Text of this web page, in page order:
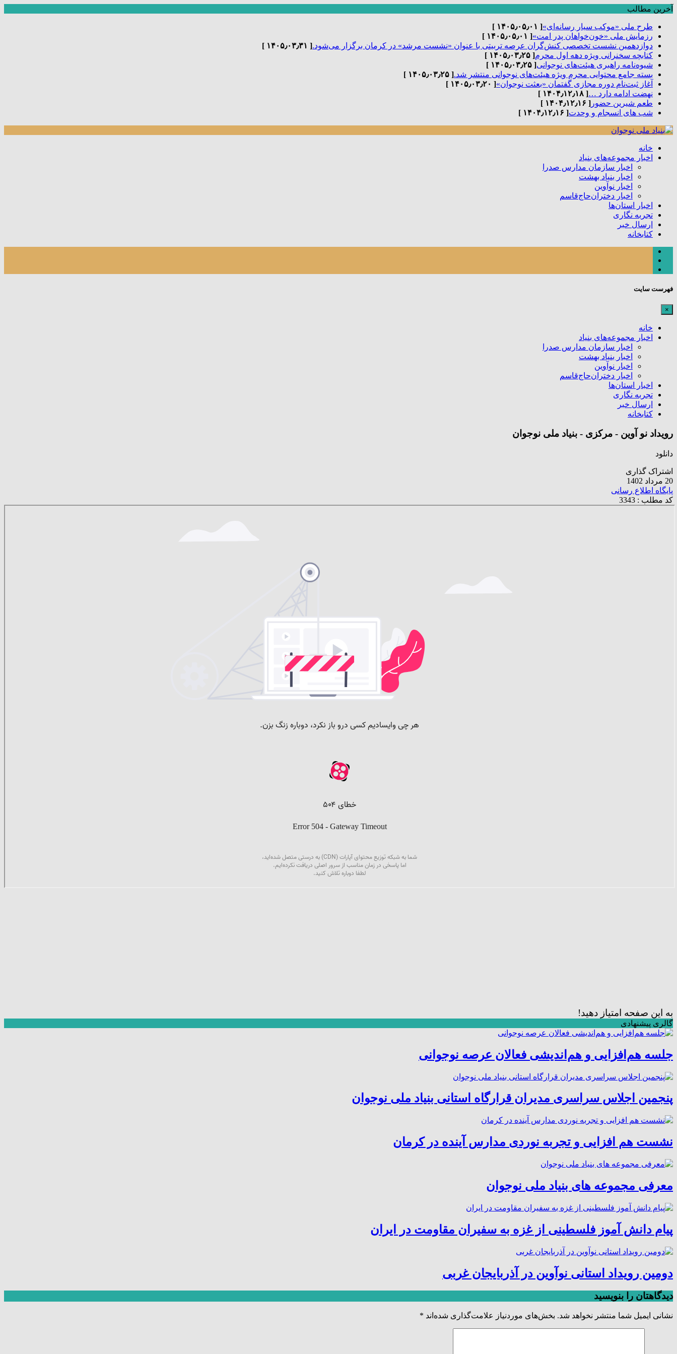
آخرین مطالب
طرح ملی «موکب سیار رسانه‌ای»[ ۱۴۰۵٫۰۵٫۰۱ ]
رزمایش ملی «خون‌خواهان پدر امت»[ ۱۴۰۵٫۰۵٫۰۱ ]
دوازدهمین نشست تخصصی کنش‌گران عرصه تربیتی با عنوان «نشست مرشد» در کرمان برگزار می‌شود.[ ۱۴۰۵٫۰۳٫۳۱ ]
کتابچه سخنرانی ویژه دهه اول محرم[ ۱۴۰۵٫۰۳٫۲۵ ]
شیوه‌نامه راهبری هیئت‌های نوجوانی[ ۱۴۰۵٫۰۳٫۲۵ ]
بسته جامع محتوایی محرم ویژه هیئت‌های نوجوانی منتشر شد.[ ۱۴۰۵٫۰۳٫۲۵ ]
آغاز ثبت‌نام دوره مجازی گفتمان «بعثت نوجوان»[ ۱۴۰۵٫۰۳٫۲۰ ]
نهضت ادامه دارد …[ ۱۴۰۴٫۱۲٫۱۸ ]
طعم شیرین حضور [ ۱۴۰۴٫۱۲٫۱۶ ]
شب های انسجام و وحدت[ ۱۴۰۴٫۱۲٫۱۶ ]
خانه
اخبار مجموعه‌های بنیاد
اخبار سازمان مدارس صدرا
اخبار بنیاد بهشت
اخبار نوآوین
اخبار دختران‌حاج‌قاسم
اخبار استان‌ها
تجربه نگاری
ارسال خبر
کتابخانه
فهرست سایت
×
خانه
اخبار مجموعه‌های بنیاد
اخبار سازمان مدارس صدرا
اخبار بنیاد بهشت
اخبار نوآوین
اخبار دختران‌حاج‌قاسم
اخبار استان‌ها
تجربه نگاری
ارسال خبر
کتابخانه
رویداد نو آوین - مرکزی - بنیاد ملی نوجوان
دانلود
اشتراک گذاری
20 مرداد 1402
پایگاه اطلاع رسانی
کد مطلب : 3343
به این صفحه امتیاز دهید!
گالری پیشنهادی
جلسه هم‌افزایی و هم‌اندیشی فعالان عرصه نوجوانی
پنجمین اجلاس سراسری مدیران قرارگاه استانی بنیاد ملی نوجوان
نشست هم افزایی و تجربه نوردی مدارس آینده در کرمان
معرفی مجموعه های بنیاد ملی نوجوان
پیام دانش آموز فلسطینی از غزه به سفیران مقاومت در ایران
دومین رویداد استانی نوآوین در آذربایجان غربی
دیدگاهتان را بنویسید
نشانی ایمیل شما منتشر نخواهد شد. بخش‌های موردنیاز علامت‌گذاری شده‌اند *